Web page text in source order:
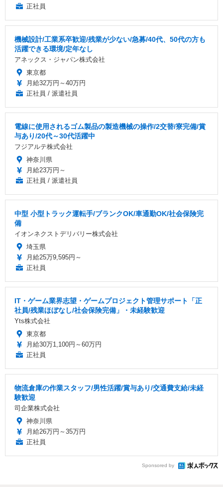
正社員
機械設計/工業系卒歓迎/残業が少ない/急募/40代、50代の方も
活躍できる環境/定年なし
アネックス・ジャパン株式会社
東京都
月給32万円～40万円
正社員 / 派遣社員
電線に使用されるゴム製品の製造機械の操作/2交替/寮完備/賞
与あり/20代～30代活躍中
フジアルテ株式会社
神奈川県
月給23万円～
正社員 / 派遣社員
中型 小型トラック運転手/ブランクOK/車通勤OK/社会保険完
備
イオンネクストデリバリー株式会社
埼玉県
月給25万9,595円～
正社員
IT・ゲーム業界志望・ゲームプロジェクト管理サポート「正
社員/残業ほぼなし/社会保険完備」・未経験歓迎
Yts株式会社
東京都
月給30万1,100円～60万円
正社員
物流倉庫の作業スタッフ/男性活躍/賞与あり/交通費支給/未経
験歓迎
司企業株式会社
神奈川県
月給26万円～35万円
正社員
Sponsored by